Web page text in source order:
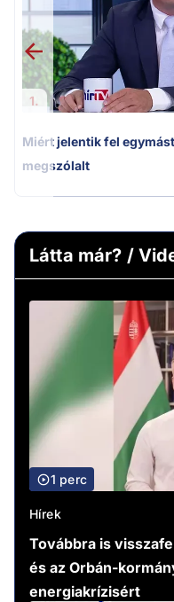
1.
Miért jelentik fel
megszólalt
Látta már? /
1 perc
Hírek
Továbbra is
és az Orbán-
energiakrízisért